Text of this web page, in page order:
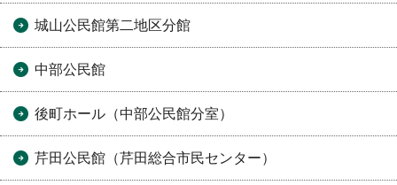
城山公民館第二地区分館
中部公民館
後町ホール（中部公民館分室）
芹田公民館（芹田総合市民センター）